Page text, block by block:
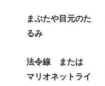
まぶたや目元のた
るみ
法令線 または
マリオネットライ